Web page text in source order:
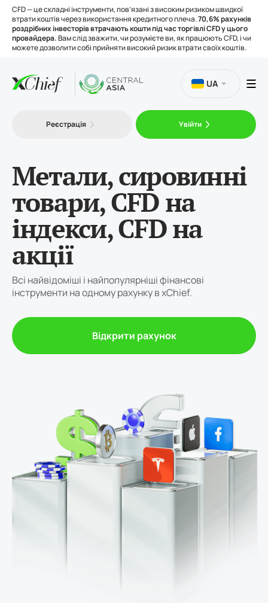
CFD — це складні інструменти, пов’язані з високим ризиком швидкої
втрати коштів через використання кредитного плеча.70,6% рахунків
роздрібних інвесторів втрачають кошти під час торгівлі CFD у цього
провайдера.Вам слід зважити, чи розумієте ви, як працюють CFD, і чи
можете дозволити собі прийняти високий ризик втрати своїх коштів.
Торгівля
Про нас
UA
Реєстрація Увійти
Метали, сировинні
товари, CFD на
індекси, CFD на
акції
Всі найвідоміші і найпопулярніші фінансові
інструменти на одному рахунку в xChief.
Відкрити рахунок